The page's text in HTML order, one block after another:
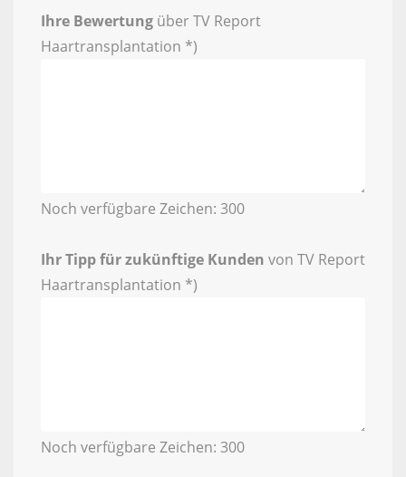
Ihre Bewertung über TV Report
Haartransplantation *)
Noch verfügbare Zeichen: 300
Ihr Tipp für zukünftige Kunden von TV Report
Haartransplantation *)
Noch verfügbare Zeichen: 300